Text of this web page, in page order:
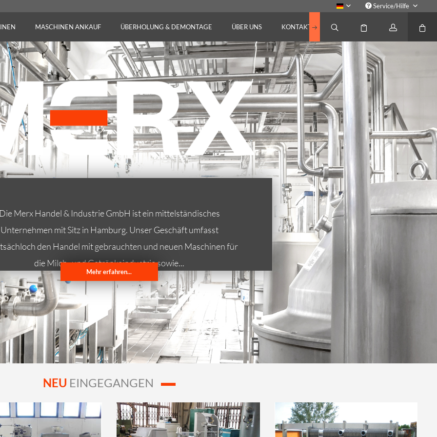
Deutsch Service/Hilfe
MASCHINEN ANKAUF ÜBERHOLUNG & DEMONTAGE ÜBER UNS KONTAKT
Merx Handel & Industrie GmbH ist ein mittelständisches
Unternehmen mit Sitz in Hamburg. Unser Geschäft umfasst
den Handel mit gebrauchten und neuen Maschinen für
die Milch- und Getränkeindustrie sowie...
Mehr erfahren...
NEU EINGEGANGEN